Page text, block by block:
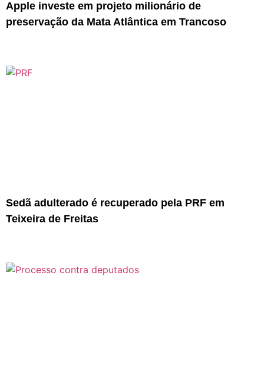
Apple investe em projeto milionário de
preservação da Mata Atlântica em Trancoso
Sedã adulterado é recuperado pela PRF em
Teixeira de Freitas